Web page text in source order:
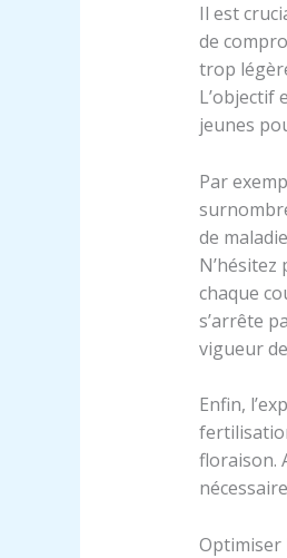
Il est
de
trop
L’objectif
jeunes
Par
de
chaque
s’arrête
vigueur
Enfin,
floraison.
Optimiser